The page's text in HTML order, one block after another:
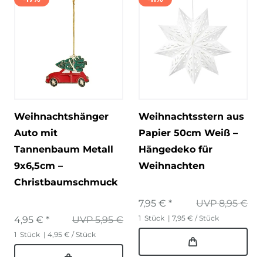
Weihnachtshänger
Auto mit
Tannenbaum Metall
9x6,5cm –
Christbaumschmuck
UVP 5,95 €
4,95 € *
1 Stück | 4,95 € / Stück
Weihnachtsstern aus
Papier 50cm Weiß –
Hängedeko für
Weihnachten
UVP 8,95 €
7,95 € *
1 Stück | 7,95 € / Stück